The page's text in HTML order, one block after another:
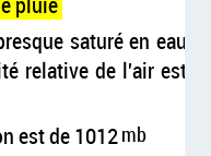
saturé en eau
relative de l'air est
est de 1012mb